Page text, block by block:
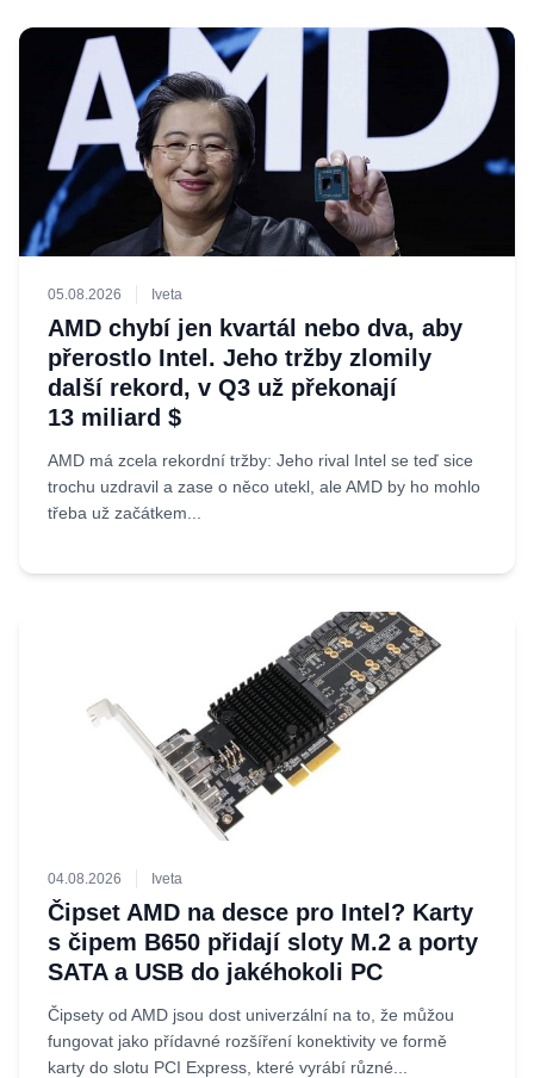
05.08.2026 Iveta
AMD chybí jen kvartál nebo dva, aby
přerostlo Intel. Jeho tržby zlomily
další rekord, v Q3 už překonají
13 miliard $
AMD má zcela rekordní tržby: Jeho rival Intel se teď sice
trochu uzdravil a zase o něco utekl, ale AMD by ho mohlo
třeba už začátkem...
04.08.2026 Iveta
Čipset AMD na desce pro Intel? Karty
s čipem B650 přidají sloty M.2 a porty
SATA a USB do jakéhokoli PC
Čipsety od AMD jsou dost univerzální na to, že můžou
fungovat jako přídavné rozšíření konektivity ve formě
karty do slotu PCI Express, které vyrábí různé...